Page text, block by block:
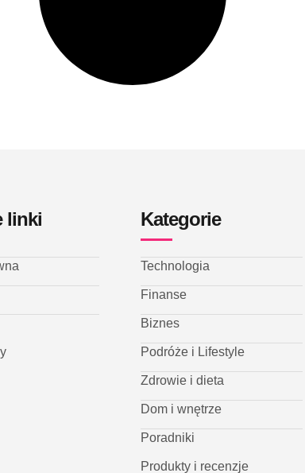
linki Kategorie
Technologia
Finanse
Biznes
Podróże i Lifestyle
Zdrowie i dieta
Dom i wnętrze
Poradniki
Produkty i recenzje